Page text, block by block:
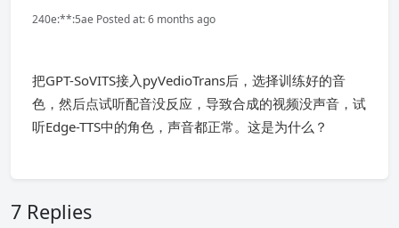
240e:**:5ae Posted at: 6 months ago
把GPT-SoVITS接入pyVedioTrans后，选择训练好的音
色，然后点试听配音没反应，导致合成的视频没声音，试
听Edge-TTS中的角色，声音都正常。这是为什么？
7 Replies